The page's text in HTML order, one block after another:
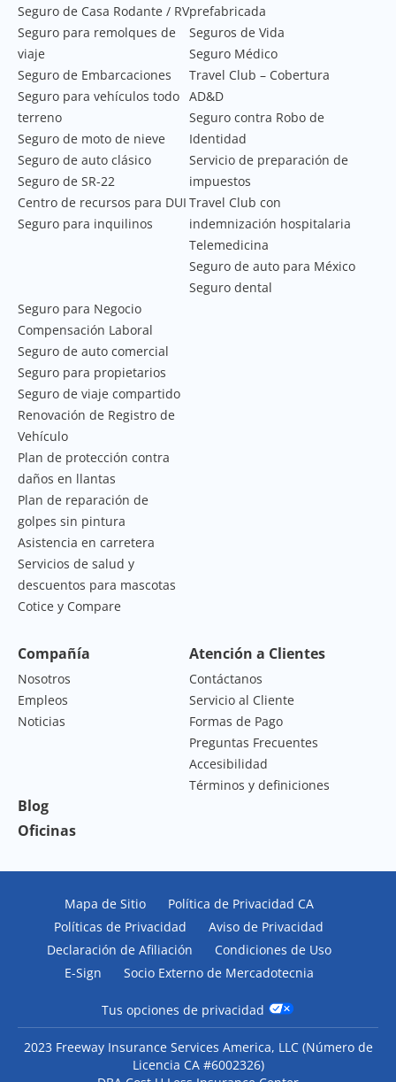
Seguro de Casa Rodante / RV
Seguro para remolques de
viaje
Seguro de Embarcaciones
Seguro para vehículos todo
terreno
Seguro de moto de nieve
Seguro de auto clásico
Seguro de SR-22
Centro de recursos para DUI
Seguro para inquilinos
prefabricada
Seguros de Vida
Seguro Médico
Travel Club – Cobertura
AD&D
Seguro contra Robo de
Identidad
Servicio de preparación de
impuestos
Travel Club con
indemnización hospitalaria
Telemedicina
Seguro de auto para México
Seguro dental
Seguro para Negocio
Compensación Laboral
Seguro de auto comercial
Seguro para propietarios
Seguro de viaje compartido
Renovación de Registro de
Vehículo
Plan de protección contra
daños en llantas
Plan de reparación de
golpes sin pintura
Asistencia en carretera
Servicios de salud y
descuentos para mascotas
Cotice y Compare
Compañía
Nosotros
Empleos
Noticias
Atención a Clientes
Contáctanos
Servicio al Cliente
Formas de Pago
Preguntas Frecuentes
Accesibilidad
Términos y definiciones
Blog
Oficinas
Mapa de Sitio
Política de Privacidad CA
Políticas de Privacidad
Aviso de Privacidad
Declaración de Afiliación
Condiciones de Uso
E-Sign
Socio Externo de Mercadotecnia
Tus opciones de privacidad
2023 Freeway Insurance Services America, LLC (Número de
Licencia CA #6002326)